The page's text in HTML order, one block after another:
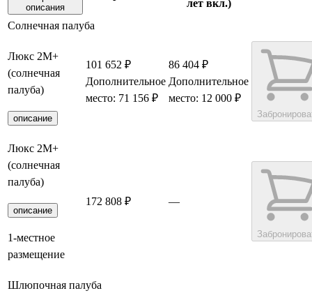
описания
лет вкл.)
Солнечная палуба
Люкс 2М+
(солнечная
палуба)
описание
101 652 ₽
Дополнительное
место: 71 156 ₽
86 404 ₽
Дополнительное
место: 12 000 ₽
Люкс 2М+
(солнечная
палуба)
описание
1-местное
размещение
172 808 ₽ —
Шлюпочная палуба